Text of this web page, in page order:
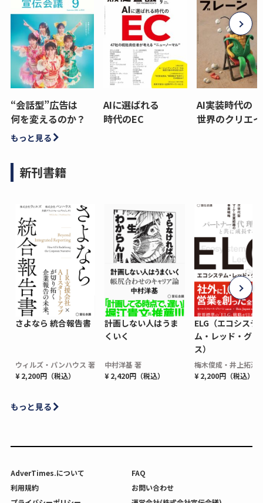
“会話型”広告は
何を変えるのか？
AIに選ばれる
時代のEC
AI実装時代の
世界のクリエ
もっと見る
新刊書籍
さよなら 統合報告書
ウィルズ・パンハウス 著
¥ 2,200円（税込）
計画しない人はうま
くいく
中村洋基 著
¥ 2,420円（税込）
ELG（エコシステ
ム・レッド・グロ
ス）
梅木俊成・井上拓海
¥ 2,200円（税込）
もっと見る
AdverTimes.について
FAQ
利用規約
お問い合わせ